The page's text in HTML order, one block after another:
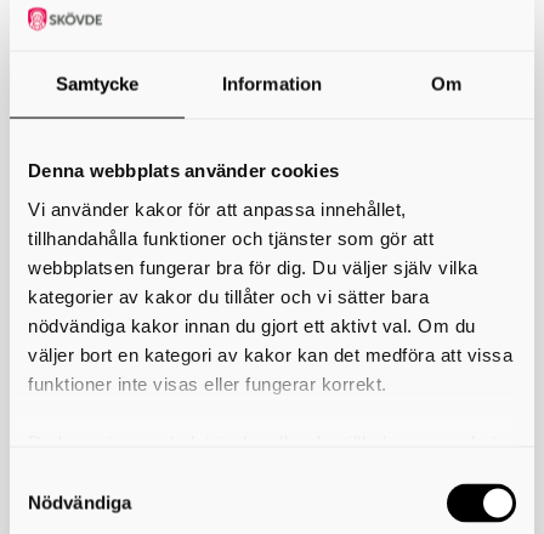
Samtycke Information Om
Denna webbplats använder cookies
Vi använder kakor för att anpassa innehållet,
tillhandahålla funktioner och tjänster som gör att
webbplatsen fungerar bra för dig. Du väljer själv vilka
kategorier av kakor du tillåter och vi sätter bara
nödvändiga kakor innan du gjort ett aktivt val. Om du
väljer bort en kategori av kakor kan det medföra att vissa
funktioner inte visas eller fungerar korrekt.
användning av kakor som du hittar längst ner på sidan
Nödvändiga
Musikal